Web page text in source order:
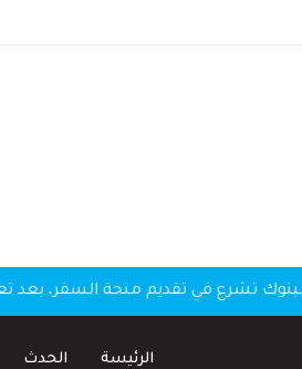
تشرع في تقديم منحة السفر، بعد
الرئيسة الحدث